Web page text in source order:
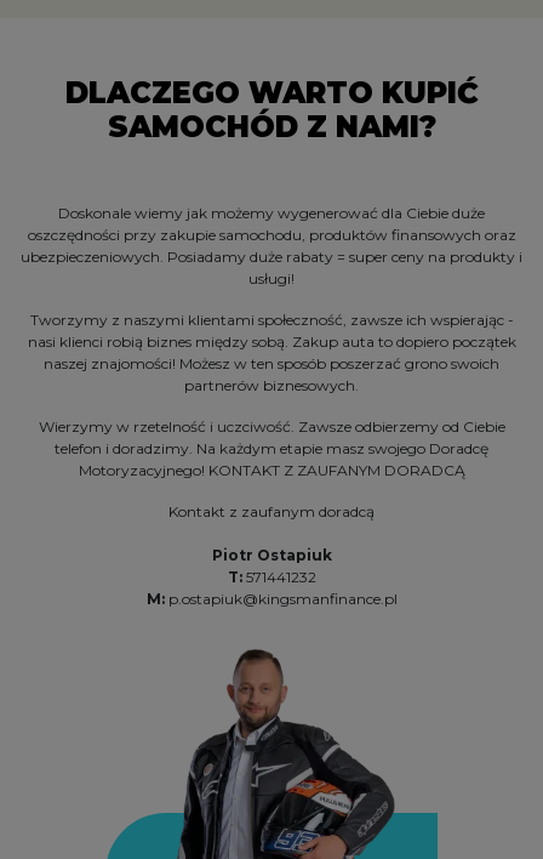
DLACZEGO WARTO KUPIĆ
SAMOCHÓD Z NAMI?
Doskonale wiemy jak możemy wygenerować dla Ciebie duże
oszczędności przy zakupie samochodu, produktów finansowych oraz
ubezpieczeniowych. Posiadamy duże rabaty = super ceny na produkty i
usługi!
Tworzymy z naszymi klientami społeczność, zawsze ich wspierając -
nasi klienci robią biznes między sobą. Zakup auta to dopiero początek
naszej znajomości! Możesz w ten sposób poszerzać grono swoich
partnerów biznesowych.
Wierzymy w rzetelność i uczciwość. Zawsze odbierzemy od Ciebie
telefon i doradzimy. Na każdym etapie masz swojego Doradcę
Motoryzacyjnego! KONTAKT Z ZAUFANYM DORADCĄ
Kontakt z zaufanym doradcą
Piotr Ostapiuk
T:571441232
M: p.ostapiuk@kingsmanfinance.pl